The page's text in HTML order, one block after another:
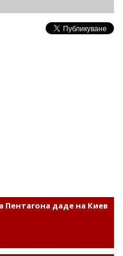
Пентагона даде на Киев